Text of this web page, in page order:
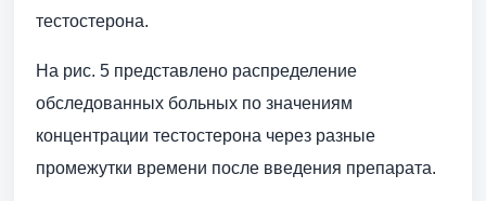
тестостерона.
На рис. 5 представлено распределение
обследованных больных по значениям
концентрации тестостерона через разные
промежутки времени после введения препарата.